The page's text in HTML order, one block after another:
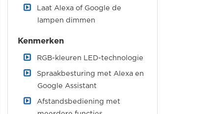
Laat Alexa of Google de
lampen dimmen
Kenmerken
RGB-kleuren LED-technologie
Spraakbesturing met Alexa en
Google Assistant
Afstandsbediening met